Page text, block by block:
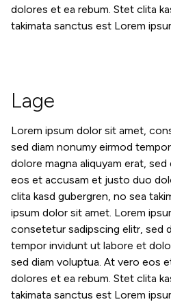
dolores et ea rebum. Stet clita
takimata sanctus est Lorem
Lage
Lorem ipsum dolor sit amet,
sed diam nonumy eirmod
dolore magna aliquyam erat,
eos et accusam et justo duo
clita kasd gubergren, no sea
ipsum dolor sit amet. Lorem
consetetur sadipscing elitr, sed
tempor invidunt ut labore et
sed diam voluptua. At vero eos
dolores et ea rebum. Stet clita
takimata sanctus est Lorem